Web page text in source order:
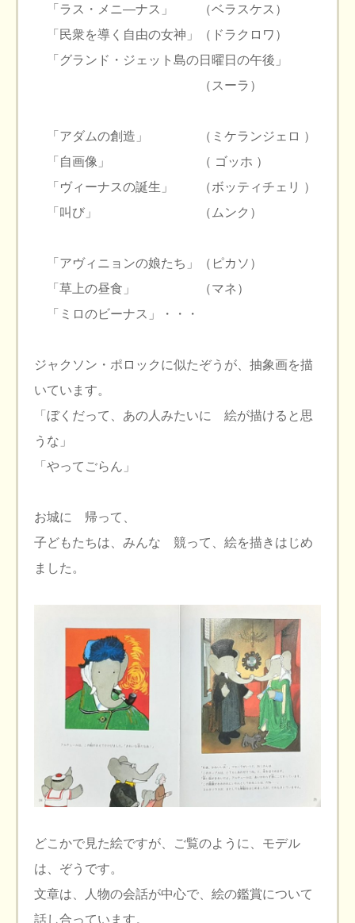
「ラス・メニ―ナス」 （ベラスケス）
「民衆を導く自由の女神」（ドラクロワ）
「グランド・ジェット島の日曜日の午後」
（スーラ）
「アダムの創造」 （ミケランジェロ ）
「自画像」 （ ゴッホ ）
「ヴィーナスの誕生」 （ボッティチェリ ）
「叫び」 （ムンク）
「アヴィニョンの娘たち」（ピカソ）
「草上の昼食」 （マネ）
「ミロのビーナス」・・・
ジャクソン・ポロックに似たぞうが、抽象画を描
いています。
「ぼくだって、あの人みたいに 絵が描けると思
うな」
「やってごらん」
お城に 帰って、
子どもたちは、みんな 競って、絵を描きはじめ
ました。
どこかで見た絵ですが、ご覧のように、モデル
は、ぞうです。
文章は、人物の会話が中心で、絵の鑑賞について
話し合っています。